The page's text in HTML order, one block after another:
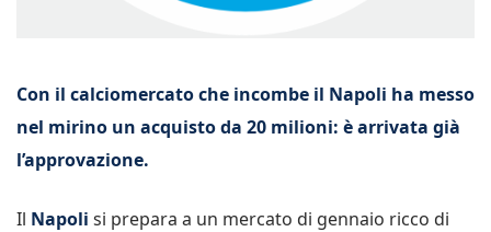
Con il calciomercato che incombe il Napoli ha messo
nel mirino un acquisto da 20 milioni: è arrivata già
l’approvazione.
Il Napoli si prepara a un mercato di gennaio ricco di